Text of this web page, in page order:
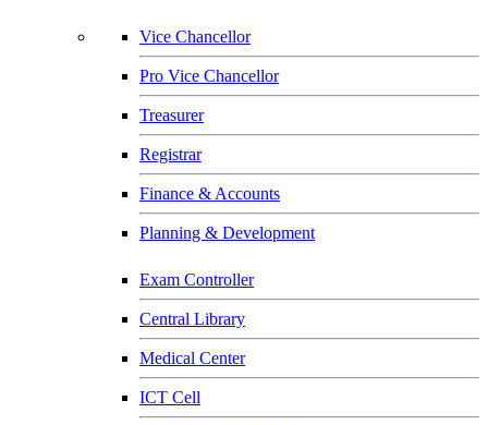
Vice Chancellor
Pro Vice Chancellor
Treasurer
Registrar
Finance & Accounts
Planning & Development
Exam Controller
Central Library
Medical Center
ICT Cell